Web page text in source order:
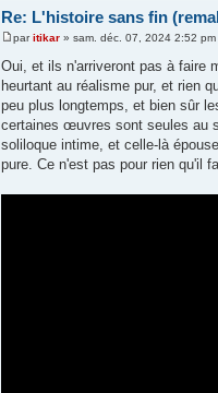
Re: L'histoire sans fin
M
e
s
s
a
g
e
paritikar» sam. déc. 07, 2024 2:52 pm
Oui, et ils n'arriveront pas à faire
heurtant au réalisme pur, et rien
peu plus longtemps, et bien sûr
certaines œuvres sont seules au
soliloque intime, et celle-là
pure. Ce n'est pas pour rien qu'il